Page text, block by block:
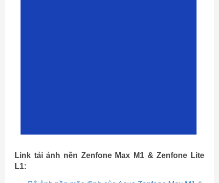
Link tải ảnh nền Zenfone Max M1 & Zenfone Lite
L1: